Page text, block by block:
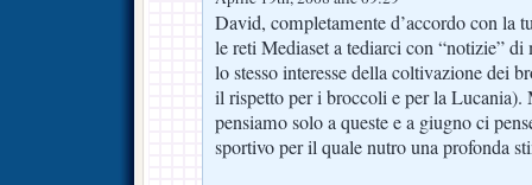
David, completamente d’accordo con la
le reti Mediaset a tediarci con “notizie”
lo stesso interesse della coltivazione dei
il rispetto per i broccoli e per la Lucania).
pensiamo solo a queste e a giugno ci
sportivo per il quale nutro una profonda